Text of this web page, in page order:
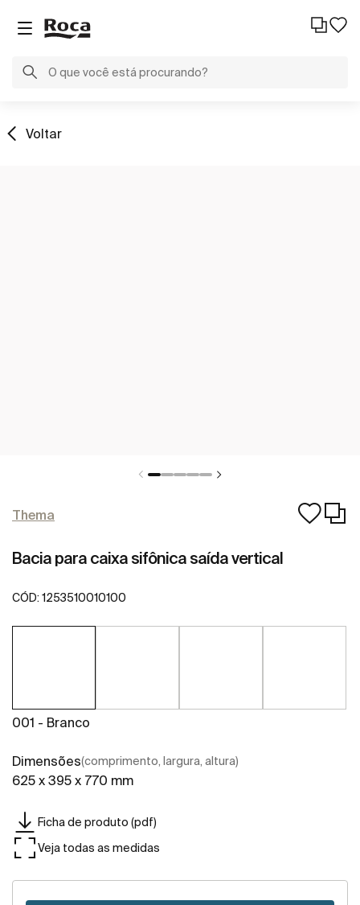
Voltar
Thema
Bacia para caixa sifônica saída vertical
CÓD: 1253510010100
001 - Branco
Dimensões(comprimento, largura, altura)
625 x 395 x 770 mm
Ficha de produto (pdf)
Veja todas as medidas